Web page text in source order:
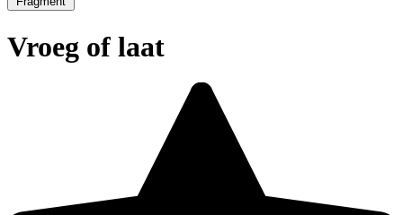
Vroeg of laat